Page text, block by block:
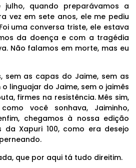
quando preparávamos a
vez em sete anos, ele me pediu
uma conversa triste, ele estava
da doença e com a tragédia
Não falamos em morte, mas eu
sem as capas do Jaime, sem as
linguajar do Jaime, sem o jaimês
firmes na resistência. Mês sim,
você sonhava, Jaiminho,
chegamos à nossa edição
da Xapuri 100, como era desejo
que por aqui tá tudo direitim.